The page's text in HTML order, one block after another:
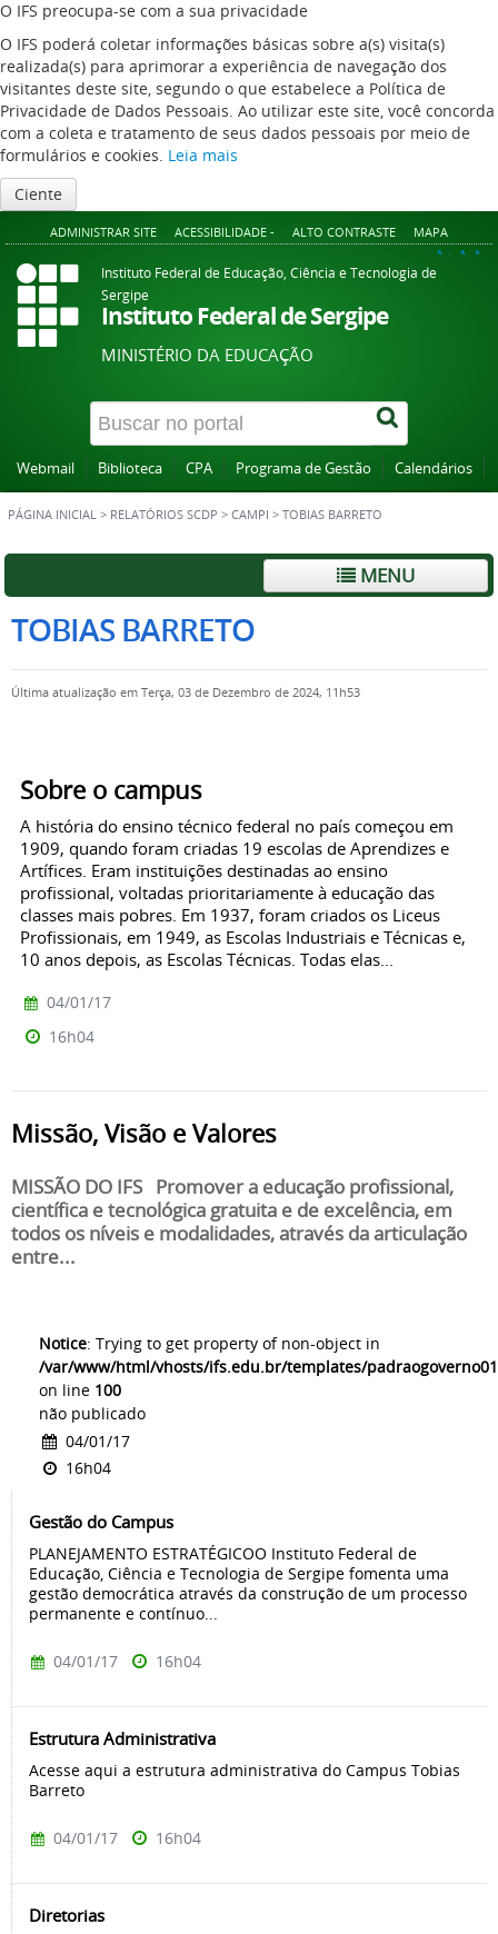
O IFS preocupa-se com a sua privacidade
O IFS poderá coletar informações básicas sobre a(s) visita(s)
realizada(s) para aprimorar a experiência de navegação dos
visitantes deste site, segundo o que estabelece a Política de
Privacidade de Dados Pessoais. Ao utilizar este site, você concorda
com a coleta e tratamento de seus dados pessoais por meio de
formulários e cookies. Leia mais
Ciente
ADMINISTRAR SITE ACESSIBILIDADE - ALTO CONTRASTE MAPA
A+ A A-
Instituto Federal de Educação, Ciência e Tecnologia de
Sergipe
Instituto Federal de Sergipe
MINISTÉRIO DA EDUCAÇÃO
Webmail Biblioteca CPA Programa de Gestão Calendários
PÁGINA INICIAL > RELATÓRIOS SCDP > CAMPI > TOBIAS BARRETO
MENU
TOBIAS BARRETO
Última atualização em Terça, 03 de Dezembro de 2024, 11h53
Sobre o campus
A história do ensino técnico federal no país começou em
1909, quando foram criadas 19 escolas de Aprendizes e
Artífices. Eram instituições destinadas ao ensino
profissional, voltadas prioritariamente à educação das
classes mais pobres. Em 1937, foram criados os Liceus
Profissionais, em 1949, as Escolas Industriais e Técnicas e,
10 anos depois, as Escolas Técnicas. Todas elas...
04/01/17
16h04
Missão, Visão e Valores
MISSÃO DO IFS Promover a educação profissional,
científica e tecnológica gratuita e de excelência, em
todos os níveis e modalidades, através da articulação
entre...
Notice: Trying to get property of non-object in
/var/www/html/vhosts/ifs.edu.br/templates/
on line 100
não publicado
04/01/17
16h04
Gestão do Campus
PLANEJAMENTO ESTRATÉGICOO Instituto Federal de
Educação, Ciência e Tecnologia de Sergipe fomenta uma
gestão democrática através da construção de um processo
permanente e contínuo...
04/01/17 16h04
Estrutura Administrativa
Acesse aqui a estrutura administrativa do Campus Tobias
Barreto
04/01/17 16h04
Diretorias